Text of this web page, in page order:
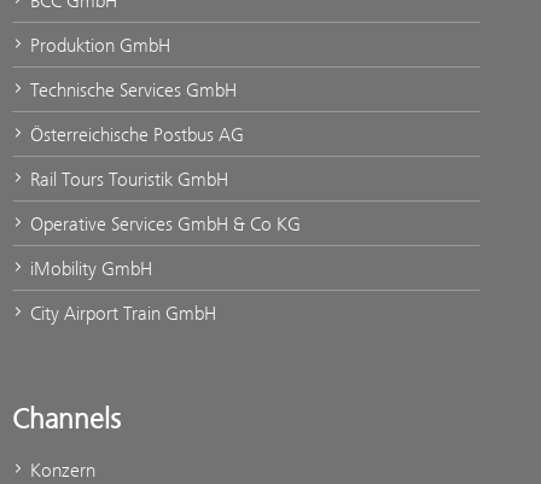
Produktion GmbH
Technische Services GmbH
Österreichische Postbus AG
Rail Tours Touristik GmbH
Operative Services GmbH & Co KG
iMobility GmbH
City Airport Train GmbH
Channels
Konzern